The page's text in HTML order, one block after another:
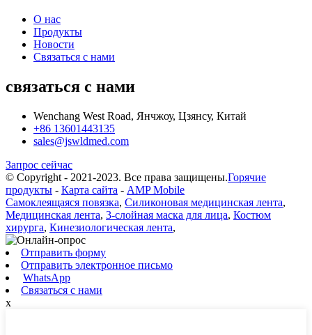
О нас
Продукты
Новости
Связаться с нами
связаться с нами
Wenchang West Road, Янчжоу, Цзянсу, Китай
+86 13601443135
sales@jswldmed.com
Запрос сейчас
© Copyright - 2021-2023. Все права защищены.Горячие
продукты - Карта сайта - AMP Mobile
Самоклеящаяся повязка, Силиконовая медицинская лента,
Медицинская лента, 3-слойная маска для лица, Костюм
хирурга, Кинезиологическая лента,
Отправить форму
Отправить электронное письмо
WhatsApp
Связаться с нами
x